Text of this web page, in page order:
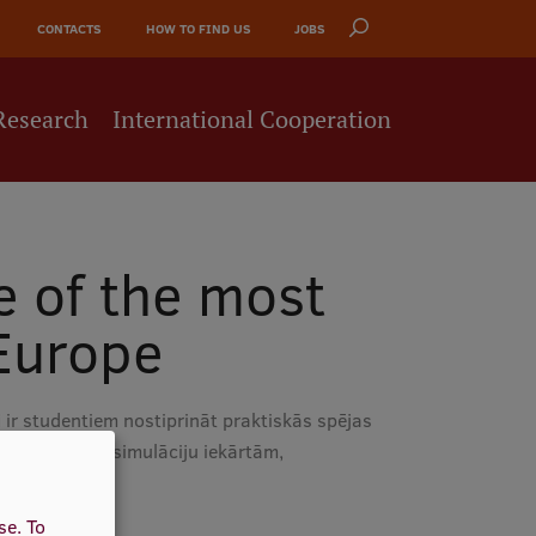
CONTACTS HOW TO FIND US JOBS
International Cooperation
of the most
studentiem nostiprināt praktiskās spējas
uz 3D simulāciju iekārtām,
To